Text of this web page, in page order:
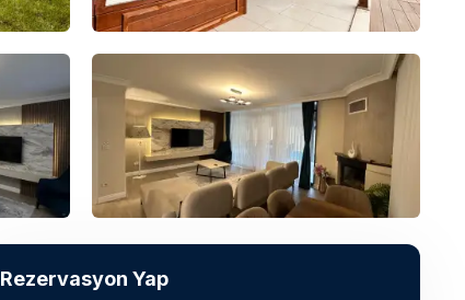
Tüm fotoğrafları gör
Rezervasyon Yap